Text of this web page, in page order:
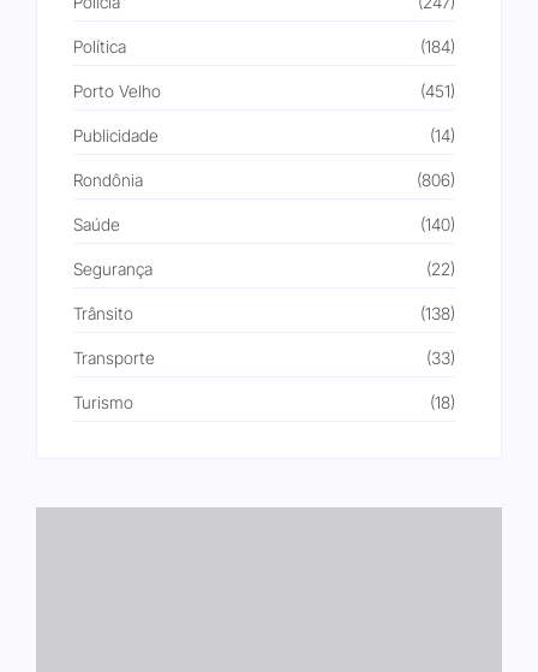
Política (184)
Porto Velho (451)
Publicidade (14)
Rondônia (806)
Saúde (140)
Segurança (22)
Trânsito (138)
Transporte (33)
Turismo (18)